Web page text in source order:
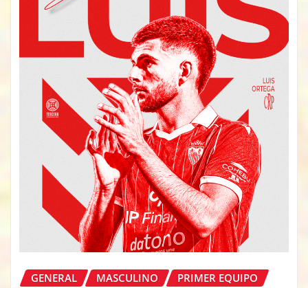
GENERAL MASCULINO PRIMER EQUIPO